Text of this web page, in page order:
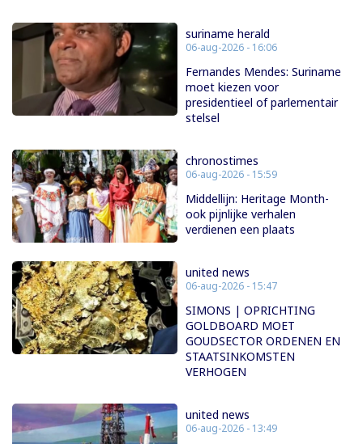
suriname herald
06-aug-2026 - 16:06
Fernandes Mendes: Suriname
moet kiezen voor
presidentieel of parlementair
stelsel
chronostimes
06-aug-2026 - 15:59
Middellijn: Heritage Month-
ook pijnlijke verhalen
verdienen een plaats
united news
06-aug-2026 - 15:47
SIMONS | OPRICHTING
GOLDBOARD MOET
GOUDSECTOR ORDENEN EN
STAATSINKOMSTEN
VERHOGEN
united news
06-aug-2026 - 13:49